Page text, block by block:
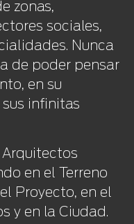
zonas,
sociales,
Nunca
de poder pensar
en su
infinitas
Arquitectos
en el Terreno
Proyecto, en el
y en la Ciudad.